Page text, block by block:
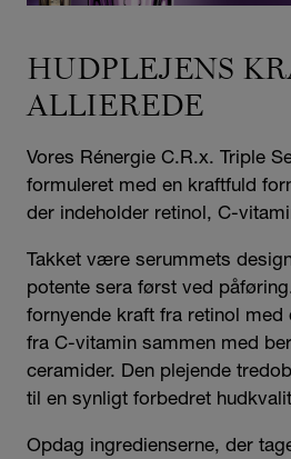
HUDPLEJENS
ALLIEREDE
Vores Rénergie C.R.x. Triple
formuleret med en kraftfuld
der indeholder retinol, C-
Takket være serummets
potente sera først ved
fornyende kraft fra retinol med
fra C-vitamin sammen med
ceramider. Den plejende
til en synligt forbedret
Opdag ingredienserne, der